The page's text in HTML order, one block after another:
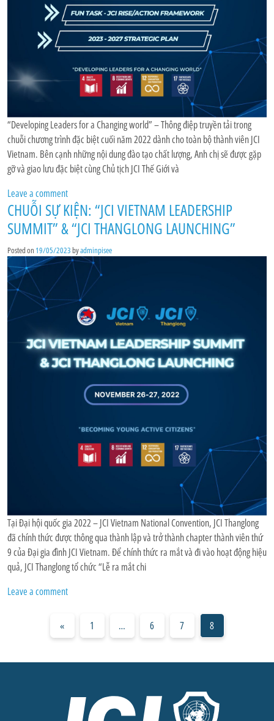
“Developing Leaders for a Changing world” – Thông điệp truyền tải trong
chuỗi chương trình đặc biệt cuối năm 2022 dành cho toàn bộ thành viên JCI
Vietnam. Bên cạnh những nội dung đào tạo chất lượng, Anh chị sẽ được gặp
gỡ và giao lưu đặc biệt cùng Chủ tịch JCI Thế Giới và
Leave a comment
CHUỖI SỰ KIỆN: “JCI VIETNAM LEADERSHIP
SUMMIT” & “JCI THANGLONG LAUNCHING”
Posted on 19/05/2023byadminpisee
Tại Đại hội quốc gia 2022 – JCI Vietnam National Convention, JCI Thanglong
đã chính thức được thông qua thành lập và trở thành chapter thành viên thứ
9 của Đại gia đình JCI Vietnam. Để chính thức ra mắt và đi vào hoạt động hiệu
quả, JCI Thanglong tổ chức “Lễ ra mắt chi
Leave a comment
« 1 … 6 7 8